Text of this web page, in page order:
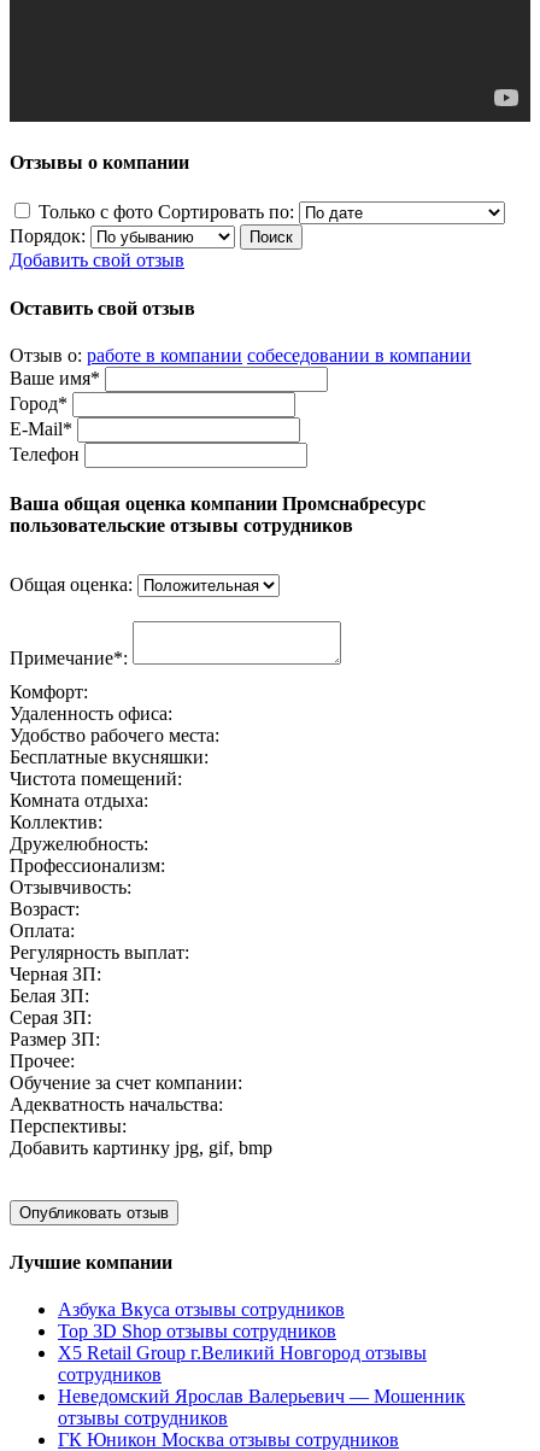
Отзывы о компании
Только с фото Сортировать по:
Порядок:
Добавить свой отзыв
Оставить свой отзыв
Отзыв о: работе в компании собеседовании в компании
Ваше имя*
Город*
E-Mail*
Телефон
Ваша общая оценка компании Промснабресурс
пользовательские отзывы сотрудников
Общая оценка:
Примечание*:
Комфорт:
Удаленность офиса:
Удобство рабочего места:
Бесплатные вкусняшки:
Чистота помещений:
Комната отдыха:
Коллектив:
Дружелюбность:
Профессионализм:
Отзывчивость:
Возраст:
Оплата:
Регулярность выплат:
Черная ЗП:
Белая ЗП:
Серая ЗП:
Размер ЗП:
Прочее:
Обучение за счет компании:
Адекватность начальства:
Перспективы:
Добавить картинку jpg, gif, bmp
Лучшие компании
Азбука Вкуса отзывы сотрудников
Top 3D Shop отзывы сотрудников
X5 Retail Group г.Великий Новгород отзывы
сотрудников
Неведомский Ярослав Валерьевич — Мошенник
отзывы сотрудников
ГК Юникон Москва отзывы сотрудников